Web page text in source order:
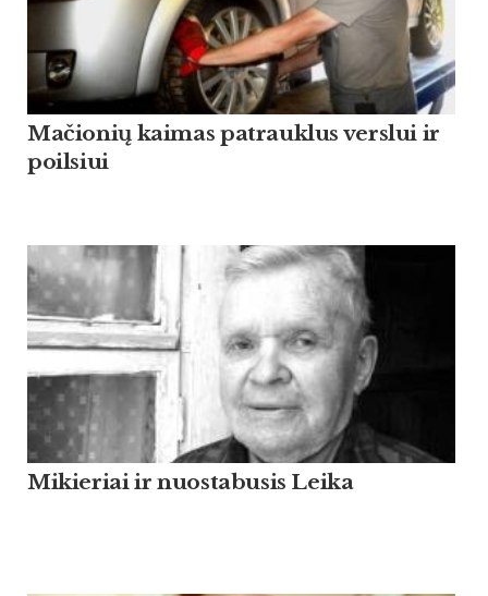
Mačionių kaimas patrauklus verslui ir
poilsiui
Mikieriai ir nuostabusis Leika